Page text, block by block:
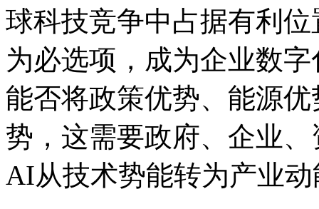
球科技竞争中占据有利
为必选项，成为企业
能否将政策优势、能源
势，这需要政府、企业
AI从技术势能转为产业